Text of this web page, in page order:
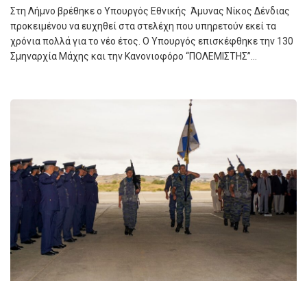
Στη Λήμνο βρέθηκε ο Υπουργός Εθνικής Άμυνας Νίκος Δένδιας
προκειμένου να ευχηθεί στα στελέχη που υπηρετούν εκεί τα
χρόνια πολλά για το νέο έτος. Ο Υπουργός επισκέφθηκε την 130
Σμηναρχία Μάχης και την Κανονιοφόρο “ΠΟΛΕΜΙΣΤΗΣ”…